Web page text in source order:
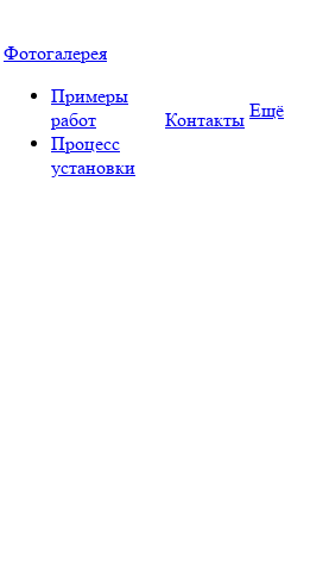
Фотогалерея
Примеры
работ
Процесс
установки
Контакты Ещё